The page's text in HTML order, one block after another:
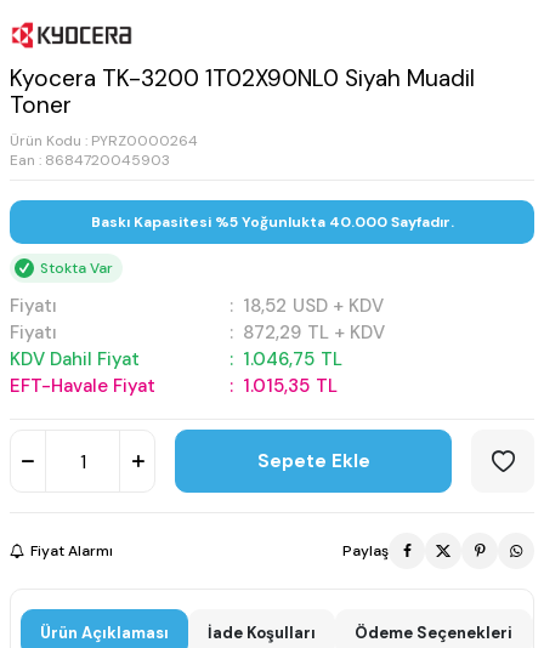
Kyocera TK-3200 1T02X90NL0 Siyah Muadil
Toner
Ürün Kodu : PYRZ0000264
Ean : 8684720045903
Baskı Kapasitesi %5 Yoğunlukta 40.000 Sayfadır.
Stokta Var
Fiyatı : 18,52 USD + KDV
Fiyatı
: 872,29 TL + KDV
KDV Dahil Fiyat
: 1.046,75 TL
EFT-Havale Fiyat
: 1.015,35 TL
Sepete Ekle
Fiyat Alarmı Paylaş
Ürün Açıklaması İade Koşulları Ödeme Seçenekleri